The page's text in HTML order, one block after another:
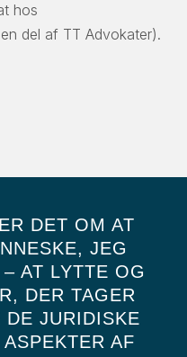
hos
del af TT Advokater).
DET OM AT
JEG
AT LYTTE OG
DER TAGER
JURIDISKE
AF